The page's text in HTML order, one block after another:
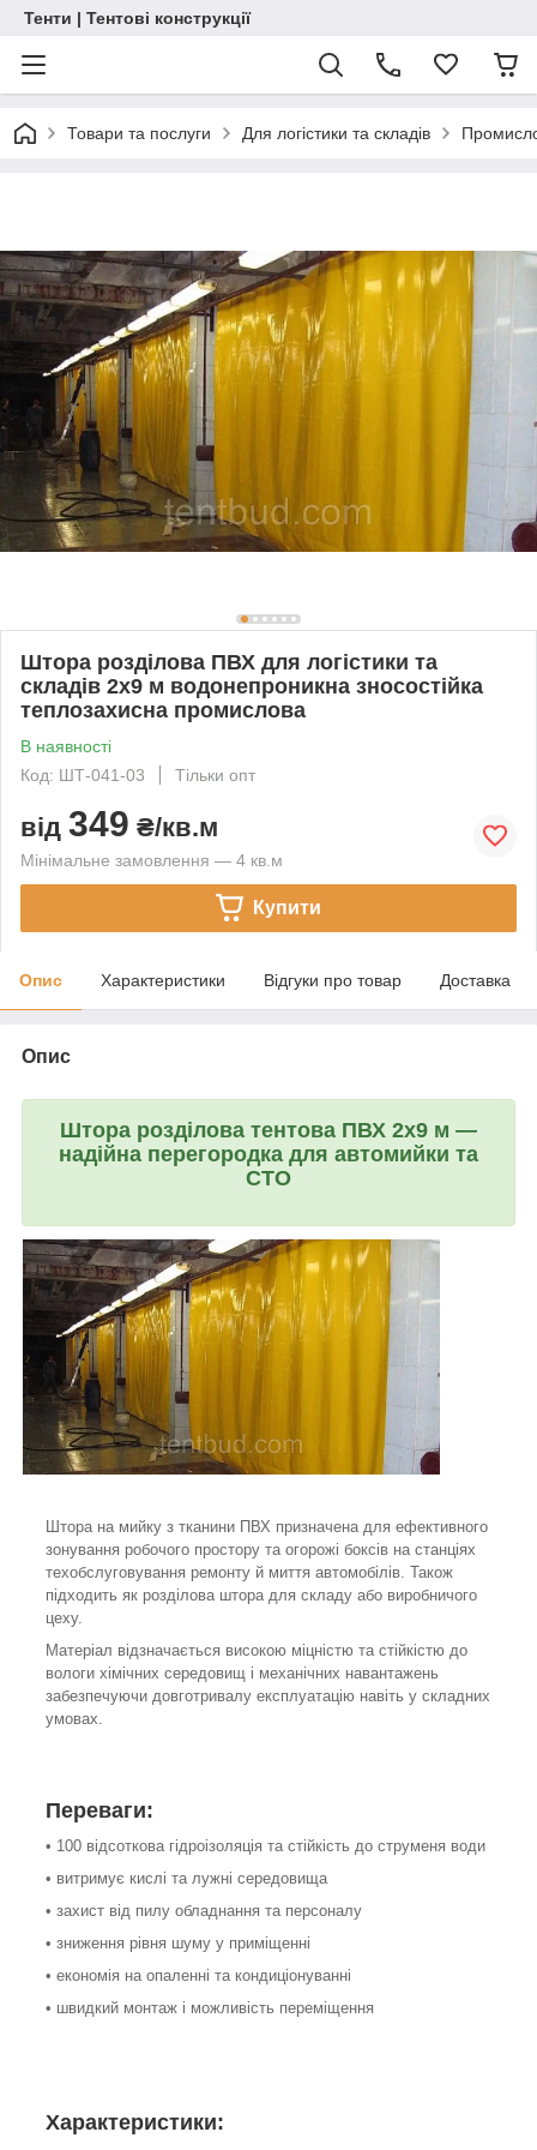
Тенти | Тентові конструкції
Товари та послуги Для логістики та складів
Штора розділова ПВХ для логістики та
складів 2x9 м водонепроникна зносостійка
теплозахисна промислова
В наявності
Код: ШТ-041-03
Тільки опт
від 349 ₴/кв.м
Мінімальне замовлення — 4 кв.м
Купити
Опис Характеристики Відгуки про товар Доставка
Опис
Штора розділова тентова ПВХ 2х9 м —
надійна перегородка для автомийки та
СТО
Штора на мийку з тканини ПВХ призначена для ефективного
зонування робочого простору та огорожі боксів на станціях
техобслуговування ремонту й миття автомобілів. Також
підходить як розділова штора для складу або виробничого
цеху.
Матеріал відзначається високою міцністю та стійкістю до
вологи хімічних середовищ і механічних навантажень
забезпечуючи довготривалу експлуатацію навіть у складних
умовах.
Переваги:
• 100 відсоткова гідроізоляція та стійкість до струменя води
• витримує кислі та лужні середовища
• захист від пилу обладнання та персоналу
• зниження рівня шуму у приміщенні
• економія на опаленні та кондиціонуванні
• швидкий монтаж і можливість переміщення
Характеристики: